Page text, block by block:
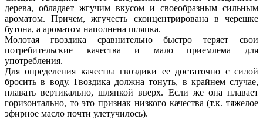
дерева, обладает жгучим вкусом и своеобразным сильным
ароматом. Причем, жгучесть сконцентрирована в черешке
бутона, а ароматом наполнена шляпка.
Молотая гвоздика сравнительно быстро теряет свои
потребительские качества и мало приемлема для
употребления.
Для определения качества гвоздики ее достаточно с силой
бросить в воду. Гвоздика должна тонуть, в крайнем случае,
плавать вертикально, шляпкой вверх. Если же она плавает
горизонтально, то это признак низкого качества (т.к. тяжелое
эфирное масло почти улетучилось).